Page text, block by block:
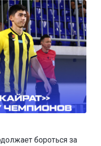
бороться за